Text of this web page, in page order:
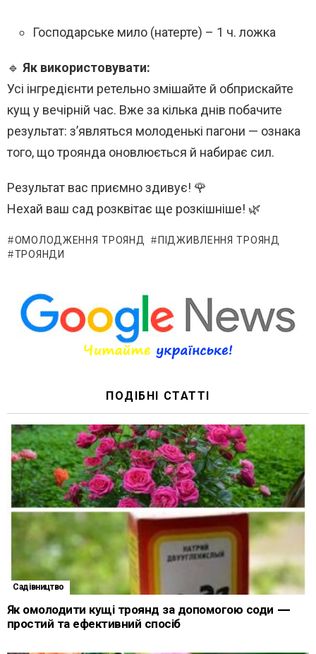
Господарське мило (натерте) – 1 ч. ложка
🔹 Як використовувати:
Усі інгредієнти ретельно змішайте й обприскайте
кущ у вечірній час. Вже за кілька днів побачите
результат: з’являться молоденькі пагони — ознака
того, що троянда оновлюється й набирає сил.
Результат вас приємно здивує! 🌹
Нехай ваш сад розквітає ще розкішніше! 🌿
ОМОЛОДЖЕННЯ ТРОЯНД
ПІДЖИВЛЕННЯ ТРОЯНД
ТРОЯНДИ
ПОДІБНІ СТАТТІ
Садівництво
Як омолодити кущі троянд за допомогою соди —
простий та ефективний спосіб